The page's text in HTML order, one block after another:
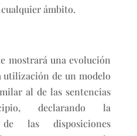
ámbito.
mostrará una evolución
utilización de un modelo
al de las sentencias
declarando la
de las disposiciones